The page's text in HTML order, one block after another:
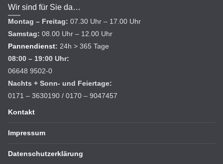
Wir sind für Sie da…
Montag – Freitag: 07.30 Uhr – 17.00 Uhr
Samstag: 08.00 Uhr – 12.00 Uhr
Pannendienst: 24h > 365 Tage
08:00 – 19:00 Uhr:
06648 9502-0
Nachts + Sonn- und Feiertage:
0171 – 3630190 / 0170 – 9047457
Kontakt
Impressum
Datenschutzerklärung